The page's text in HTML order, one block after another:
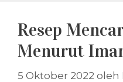
Resep
Menurut
5 Oktober 2022 oleh